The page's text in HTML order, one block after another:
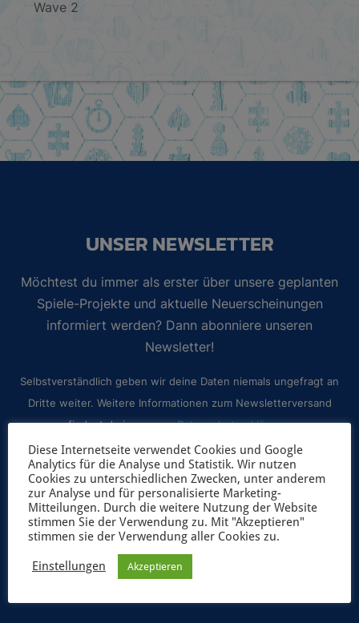
Wave 2
UNSER NEWSLETTER
Möchtest du immer als erster über unsere geplanten
Spiele-Projekte und aktuelle Neuerscheinungen
informiert werden? Dann abonniere unseren
Newsletter!
Selbstverständlich geben wir deine Daten niemals ungefragt an
Dritte weiter. Weitere Informationen zum Newsletterversand
findest du in unsererDatenschutzerklärung.
JETZT ANMELDEN
Diese Internetseite verwendet Cookies und Google
Analytics für die Analyse und Statistik. Wir nutzen
Cookies zu unterschiedlichen Zwecken, unter anderem
zur Analyse und für personalisierte Marketing-
Mitteilungen. Durch die weitere Nutzung der Website
stimmen Sie der Verwendung zu. Mit "Akzeptieren"
stimmen sie der Verwendung aller Cookies zu.
Einstellungen Akzeptieren